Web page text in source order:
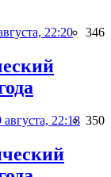
22:20 346
августа, 22:18 350